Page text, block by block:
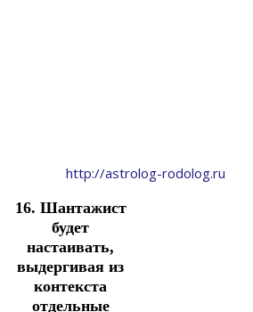
http://astrolog-rodolog.ru
16. Шантажист
будет
настаивать,
выдергивая из
контекста
отдельные